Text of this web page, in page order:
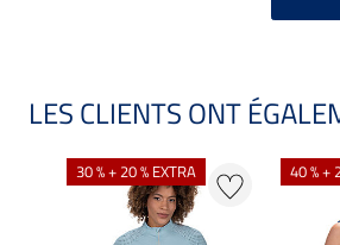
LES CLIENTS ONT
30 % + 20 % EXTRA 40 % +